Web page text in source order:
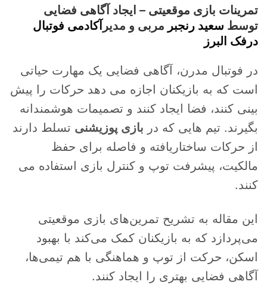
تمرینات بازی موقعیتی – ایجاد آگاهی فضایی
توسط سعید رنجبر مربی و مدیر آکادمی فوتبال
درفک البرز
در فوتبال مدرن، آگاهی فضایی یک مهارت حیاتی
است که به بازیکنان اجازه می دهد حرکات را پیش
بینی کنند، فضا ایجاد کنند و تصمیمات هوشمندانه
بگیرند. تیم هایی که در بازی پوزیشنی تسلط دارند
از حرکات ساختاریافته و فاصله برای حفظ
مالکیت، پیشرفت توپ و کنترل بازی استفاده می
کنند.
این مقاله به تشریح تمرین‌های بازی موقعیتی
می‌پردازد که به بازیکنان کمک می‌کند با بهبود
اسکن، حرکت از توپ و هماهنگی با هم تیمی‌ها،
آگاهی فضایی بهتری را ایجاد کنند.